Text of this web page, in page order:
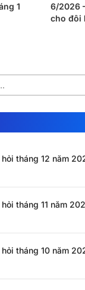
1
6/2026
cho đôi
tháng 12 năm
tháng 11 năm
tháng 10 năm